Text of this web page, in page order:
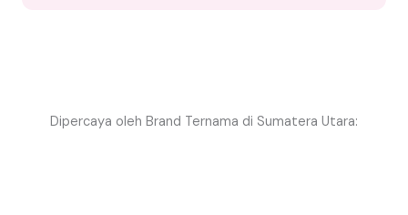
Dipercaya oleh Brand Ternama di Sumatera Utara: